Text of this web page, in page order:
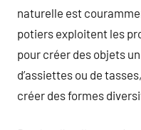
naturelle est
potiers exploitent les
pour créer des objets
d’assiettes ou de
créer des formes